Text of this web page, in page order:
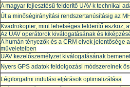
A magyar fejlesztésű felderítő UAV-k technikai
Út a minőségirányítási rendszertanúsításig az
Kvadrokopter, mint lehetséges felderítő eszköz,
Az UAV operátorok kiválogatásának és
A humán tényezők és a CRM elvek jelentősége
műveleteiben
UAV kezelőszemélyzet kiválogatásának
Nyers GPS adatok feldolgozási módszereinek
Légiforgalmi indulási eljárások optimalizálása